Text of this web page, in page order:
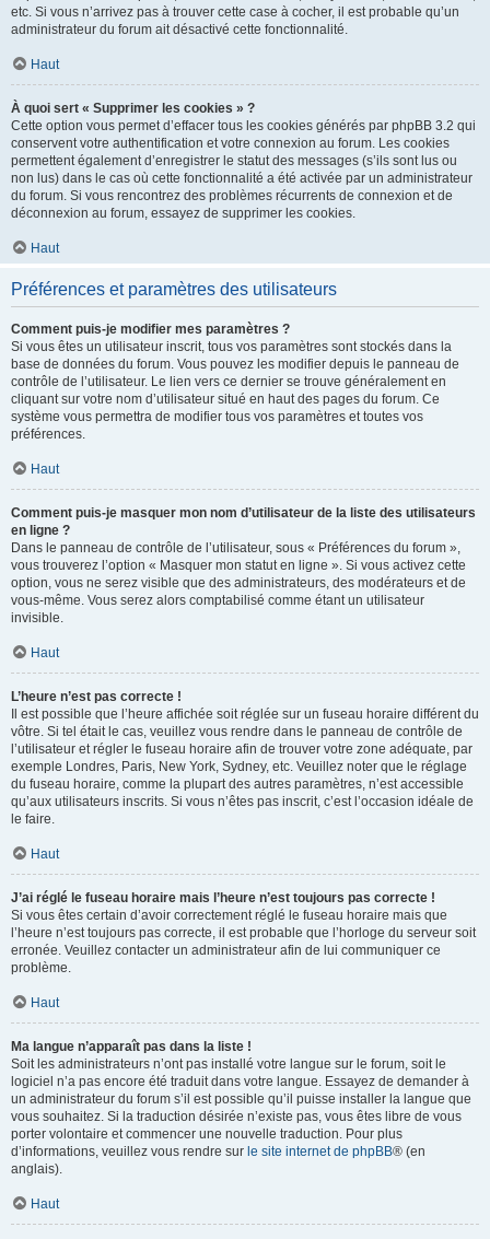
etc. Si vous n’arrivez pas à trouver cette case à cocher, il est probable qu’un
administrateur du forum ait désactivé cette fonctionnalité.
Haut
À quoi sert « Supprimer les cookies » ?
Cette option vous permet d’effacer tous les cookies générés par phpBB 3.2 qui
conservent votre authentification et votre connexion au forum. Les cookies
permettent également d’enregistrer le statut des messages (s’ils sont lus ou
non lus) dans le cas où cette fonctionnalité a été activée par un administrateur
du forum. Si vous rencontrez des problèmes récurrents de connexion et de
déconnexion au forum, essayez de supprimer les cookies.
Haut
Préférences et paramètres des utilisateurs
Comment puis-je modifier mes paramètres ?
Si vous êtes un utilisateur inscrit, tous vos paramètres sont stockés dans la
base de données du forum. Vous pouvez les modifier depuis le panneau de
contrôle de l’utilisateur. Le lien vers ce dernier se trouve généralement en
cliquant sur votre nom d’utilisateur situé en haut des pages du forum. Ce
système vous permettra de modifier tous vos paramètres et toutes vos
préférences.
Haut
Comment puis-je masquer mon nom d’utilisateur de la liste des utilisateurs
en ligne ?
Dans le panneau de contrôle de l’utilisateur, sous « Préférences du forum »,
vous trouverez l’option « Masquer mon statut en ligne ». Si vous activez cette
option, vous ne serez visible que des administrateurs, des modérateurs et de
vous-même. Vous serez alors comptabilisé comme étant un utilisateur
invisible.
Haut
L’heure n’est pas correcte !
Il est possible que l’heure affichée soit réglée sur un fuseau horaire différent du
vôtre. Si tel était le cas, veuillez vous rendre dans le panneau de contrôle de
l’utilisateur et régler le fuseau horaire afin de trouver votre zone adéquate, par
exemple Londres, Paris, New York, Sydney, etc. Veuillez noter que le réglage
du fuseau horaire, comme la plupart des autres paramètres, n’est accessible
qu’aux utilisateurs inscrits. Si vous n’êtes pas inscrit, c’est l’occasion idéale de
le faire.
Haut
J’ai réglé le fuseau horaire mais l’heure n’est toujours pas correcte !
Si vous êtes certain d’avoir correctement réglé le fuseau horaire mais que
l’heure n’est toujours pas correcte, il est probable que l’horloge du serveur soit
erronée. Veuillez contacter un administrateur afin de lui communiquer ce
problème.
Haut
Ma langue n’apparaît pas dans la liste !
Soit les administrateurs n’ont pas installé votre langue sur le forum, soit le
logiciel n’a pas encore été traduit dans votre langue. Essayez de demander à
un administrateur du forum s’il est possible qu’il puisse installer la langue que
vous souhaitez. Si la traduction désirée n’existe pas, vous êtes libre de vous
porter volontaire et commencer une nouvelle traduction. Pour plus
d’informations, veuillez vous rendre sur le site internet de phpBB® (en
anglais).
Haut